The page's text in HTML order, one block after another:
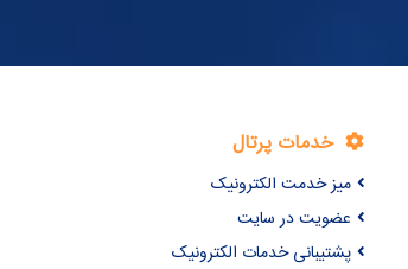
خدمات پرتال
میز خدمت الکترونیک
عضویت در سایت
پشتیبانی خدمات الکترونیک